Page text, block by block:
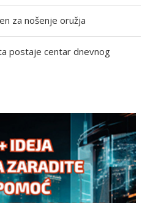
za nošenje oružja
postaje centar dnevnog